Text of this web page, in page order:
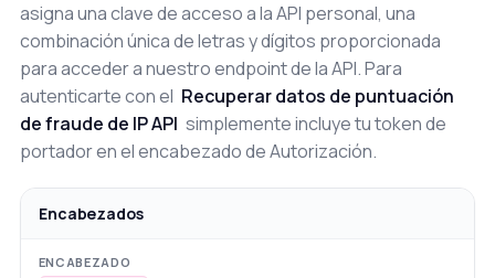
asigna una clave de acceso a la API personal, una
combinación única de letras y dígitos proporcionada
para acceder a nuestro endpoint de la API. Para
autenticarte con el Recuperar datos de puntuación
de fraude de IP API simplemente incluye tu token de
portador en el encabezado de Autorización.
Encabezados